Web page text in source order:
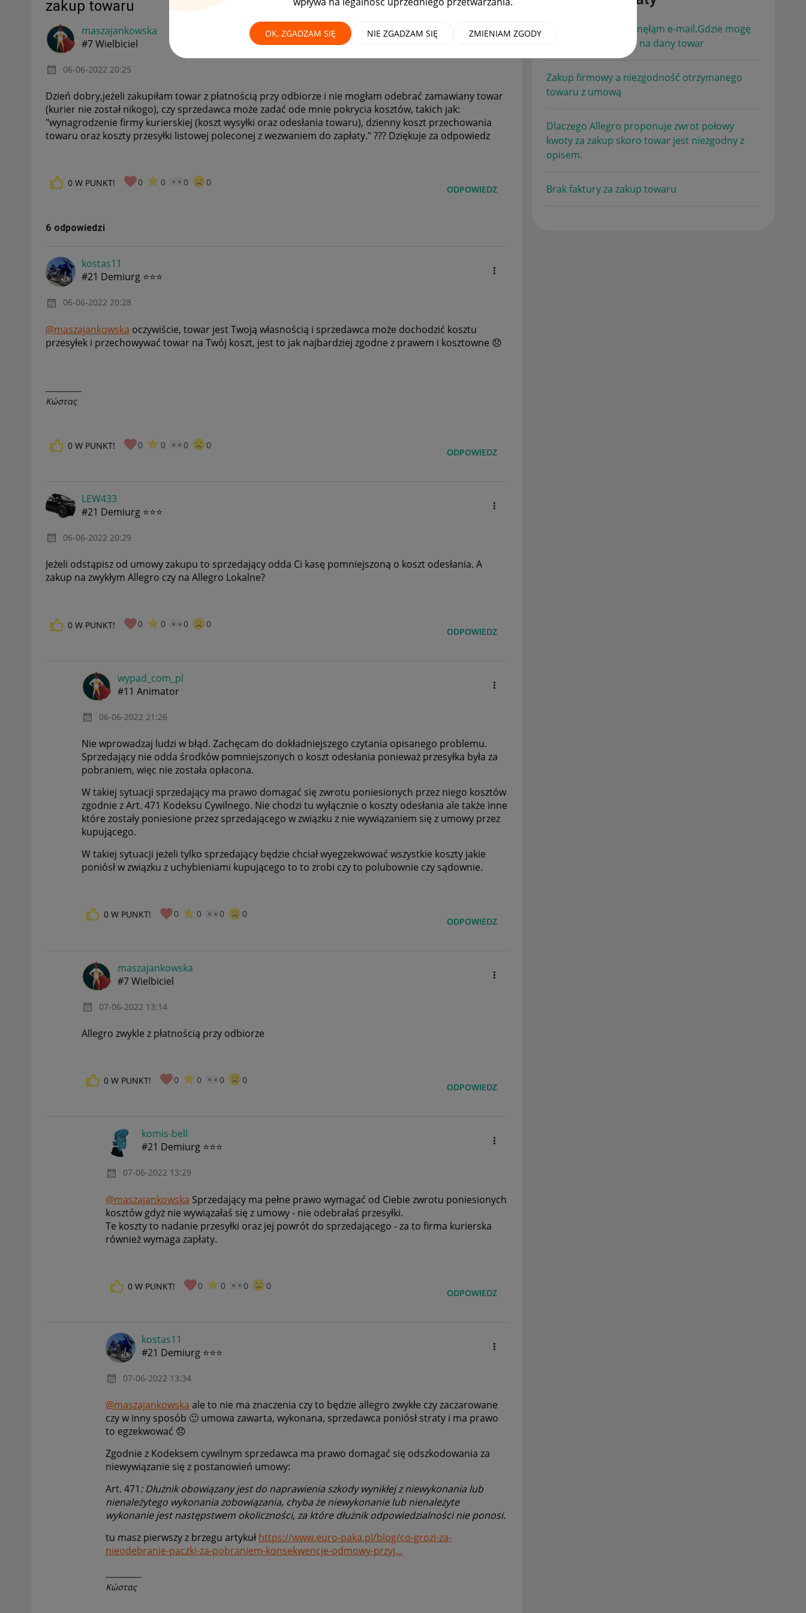
OK, ZGADZAM SIĘ NIE ZGADZAM SIĘ ZMIENIAM ZGODY
zakup towaru
maszajankowska
#7 Wielbiciel
‎06-06-2022 20:25
Dzień dobry,jeżeli zakupiłam towar z płatnością przy odbiorze i nie mogłam odebrać zamawiany towar
(kurier nie został nikogo), czy sprzedawca może zadać ode mnie pokrycia kosztów, takich jak:
"wynagrodzenie firmy kurierskiej (koszt wysyłki oraz odesłania towaru), dzienny koszt przechowania
towaru oraz koszty przesyłki listowej poleconej z wezwaniem do zapłaty." ??? Dziękuje za odpowiedz
0 W PUNKT! 0 0 0 0
ODPOWIEDZ
6 odpowiedzi
kostas11
#21 Demiurg ⭐⭐⭐
‎06-06-2022 20:28
@maszajankowska oczywiście, towar jest Twoją własnością i sprzedawca może dochodzić kosztu
przesyłek i przechowywać towar na Twój koszt, jest to jak najbardziej zgodne z prawem i kosztowne 😞
Κώστας
0 W PUNKT! 0 0 0 0
ODPOWIEDZ
LEW433
#21 Demiurg ⭐⭐⭐
‎06-06-2022 20:29
Jeżeli odstąpisz od umowy zakupu to sprzedający odda Ci kasę pomniejszoną o koszt odesłania. A
zakup na zwykłym Allegro czy na Allegro Lokalne?
0 W PUNKT! 0 0 0 0
ODPOWIEDZ
wypad_com_pl
#11 Animator
‎06-06-2022 21:26
Nie wprowadzaj ludzi w błąd. Zachęcam do dokładniejszego czytania opisanego problemu.
Sprzedający nie odda środków pomniejszonych o koszt odesłania ponieważ przesyłka była za
pobraniem, więc nie została opłacona.
W takiej sytuacji sprzedający ma prawo domagać się zwrotu poniesionych przez niego kosztów
zgodnie z Art. 471 Kodeksu Cywilnego. Nie chodzi tu wyłącznie o koszty odesłania ale także inne
które zostały poniesione przez sprzedającego w związku z nie wywiązaniem się z umowy przez
kupującego.
W takiej sytuacji jeżeli tylko sprzedający będzie chciał wyegzekwować wszystkie koszty jakie
poniósł w związku z uchybieniami kupującego to to zrobi czy to polubownie czy sądownie.
0 W PUNKT! 0 0 0 0
ODPOWIEDZ
maszajankowska
#7 Wielbiciel
‎07-06-2022 13:14
Allegro zwykle z płatnością przy odbiorze
0 W PUNKT! 0 0 0 0
ODPOWIEDZ
komis-bell
#21 Demiurg ⭐⭐⭐
‎07-06-2022 13:29
@maszajankowska Sprzedający ma pełne prawo wymagać od Ciebie zwrotu poniesionych
kosztów gdyż nie wywiązałaś się z umowy - nie odebrałaś przesyłki.
Te koszty to nadanie przesyłki oraz jej powrót do sprzedającego - za to firma kurierska
również wymaga zapłaty.
0 W PUNKT! 0 0 0 0
ODPOWIEDZ
kostas11
#21 Demiurg ⭐⭐⭐
‎07-06-2022 13:34
@maszajankowska ale to nie ma znaczenia czy to będzie allegro zwykłe czy zaczarowane
czy w inny sposób 🙂 umowa zawarta, wykonana, sprzedawca poniósł straty i ma prawo
to egzekwować 😞
Zgodnie z Kodeksem cywilnym sprzedawca ma prawo domagać się odszkodowania za
niewywiązanie się z postanowień umowy:
Art. 471: Dłużnik obowiązany jest do naprawienia szkody wynikłej z niewykonania lub
nienależytego wykonania zobowiązania, chyba że niewykonanie lub nienależyte
wykonanie jest następstwem okoliczności, za które dłużnik odpowiedzialności nie ponosi.
tu masz pierwszy z brzegu artykuł https://www.euro-paka.pl/blog/co-grozi-za-
nieodebranie-paczki-za-pobraniem-konsekwencje-odmowy-przyj...
Κώστας
Ukryłam zakup i usunęłąm e-mail.Gdzie mogę
znaleźć kod odbioru na dany towar
Zakup firmowy a niezgodność otrzymanego
towaru z umową
Dlaczego Allegro proponuje zwrot połowy
kwoty za zakup skoro towar jest niezgodny z
opisem.
Brak faktury za zakup towaru